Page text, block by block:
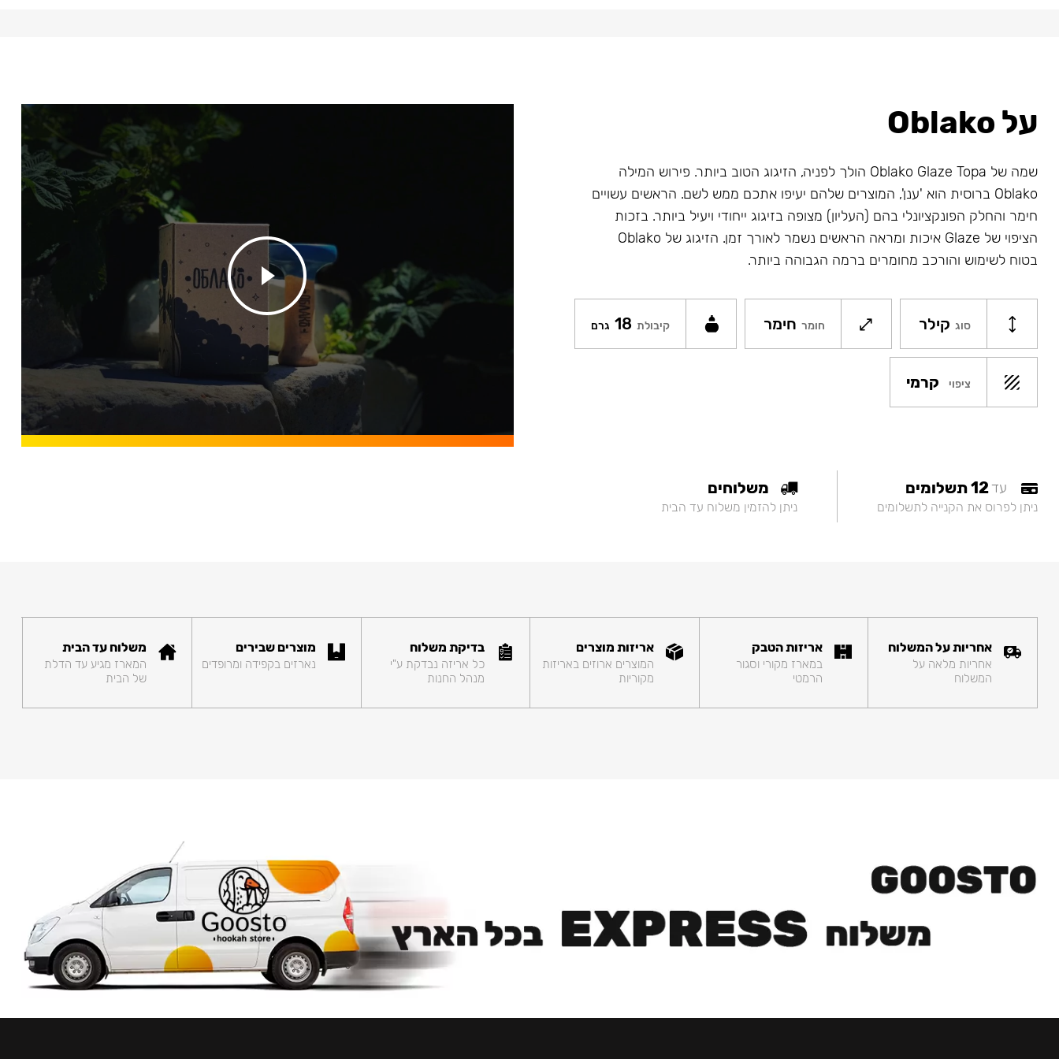
על Oblako
שמה של Oblako Glaze Topa הולך לפניה, הזיגוג הטוב ביותר. פירוש המילה
Oblako ברוסית הוא 'ענן', המוצרים שלהם יעיפו אתכם ממש לשם. הראשים עשויים
חימר והחלק הפונקציונלי בהם (העליון) מצופה בזיגוג ייחודי ויעיל ביותר. בזכות
הציפוי של Glaze איכות ומראה הראשים נשמר לאורך זמן. הזיגוג של Oblako
בטוח לשימוש והורכב מחומרים ברמה הגבוהה ביותר.
סוג קילר חומר חימר קיבולת 18 גרם
ציפוי קרמי
עד12 תשלומים
ניתן לפרוס את הקנייה לתשלומים
משלוחים
ניתן להזמין משלוח עד הבית
אחריות על המשלוח
אחריות מלאה על
המשלוח
אריזות הטבק
במארז מקורי וסגור
הרמטי
אריזות מוצרים
המוצרים ארוזים באריזות
מקוריות
בדיקת משלוח
כל אריזה נבדקת ע"י
מנהל החנות
מוצרים שבירים
נארזים בקפידה ומרופדים
משלוח עד הבית
המארז מגיע עד הדלת
של הבית